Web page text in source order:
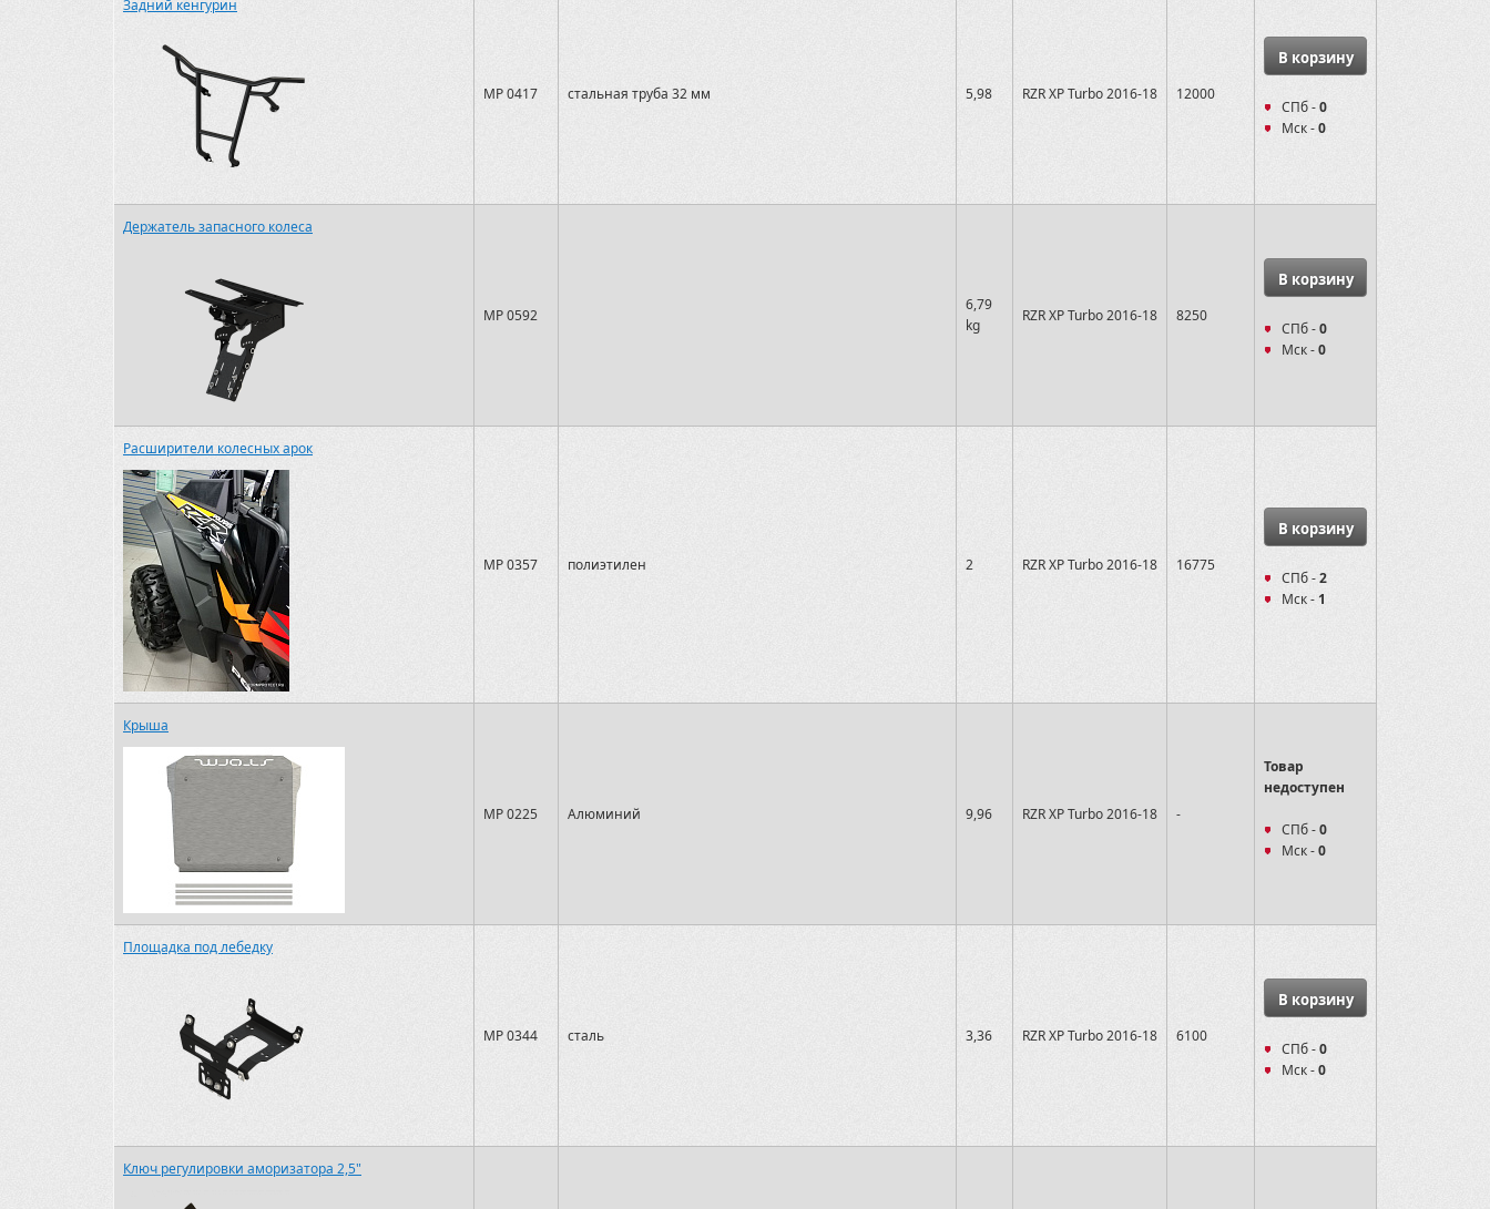
Задний кенгурин
MP 0417 стальная труба 32 мм 5,98 RZR XP Turbo 2016-18 12000
В корзину
СПб -0
Мск -0
Держатель запасного колеса
MP 0592
6,79
kg
RZR XP Turbo 2016-18 8250
В корзину
СПб -0
Мск -0
Расширители колесных арок
MP 0357 полиэтилен 2 RZR XP Turbo 2016-18 16775
В корзину
СПб -2
Мск - 1
Крыша
MP 0225 Алюминий 9,96 RZR XP Turbo 2016-18 -
Товар
недоступен
СПб -0
Мск -0
Площадка под лебедку
MP 0344 сталь 3,36 RZR XP Turbo 2016-18 6100
В корзину
СПб -0
Мск -0
Ключ регулировки аморизатора 2,5"